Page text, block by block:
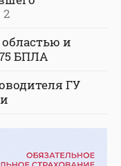
2
и
БПЛА
ГУ